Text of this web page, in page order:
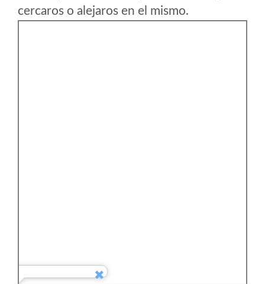
cercaros o alejaros en el mismo.